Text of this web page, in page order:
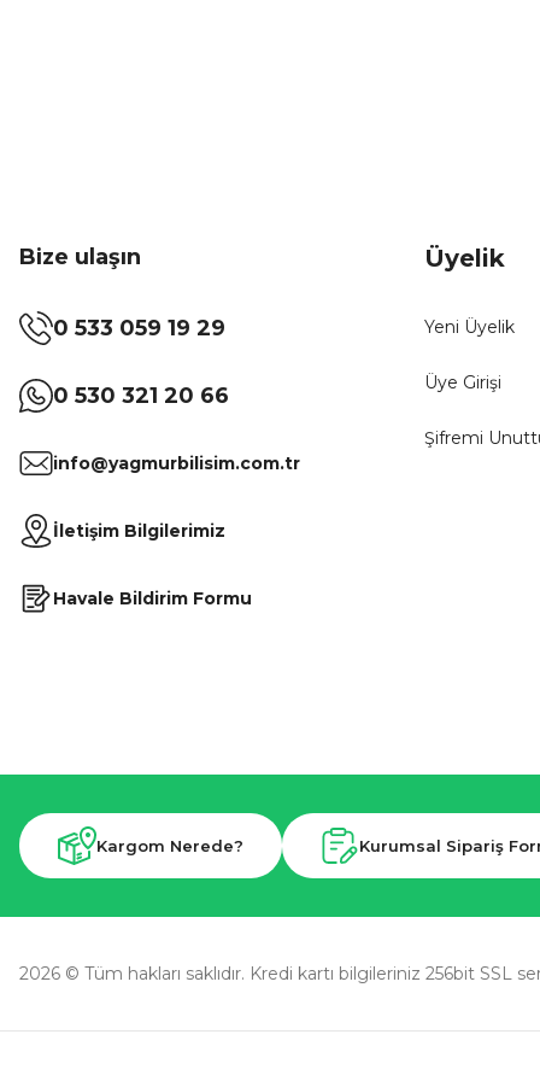
Bize ulaşın
0 533 059 19 29
0 530 321 20 66
info@yagmurbilisim.com.tr
İletişim Bilgilerimiz
Havale Bildirim Formu
Üyelik
Yeni Üyelik
Üye Girişi
Şifremi
Kargom Nerede? Kurumsal Sipariş
2026 © Tüm hakları saklıdır. Kredi kartı bilgileriniz 256bit SSL